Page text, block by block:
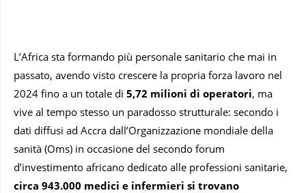
L’Africa sta formando più personale sanitario che mai in
passato, avendo visto crescere la propria forza lavoro nel
2024 fino a un totale di 5,72 milioni di operatori, ma
vive al tempo stesso un paradosso strutturale: secondo i
dati diffusi ad Accra dall’Organizzazione mondiale della
sanità (Oms) in occasione del secondo forum
d’investimento africano dedicato alle professioni sanitarie,
circa 943.000 medici e infermieri si trovano